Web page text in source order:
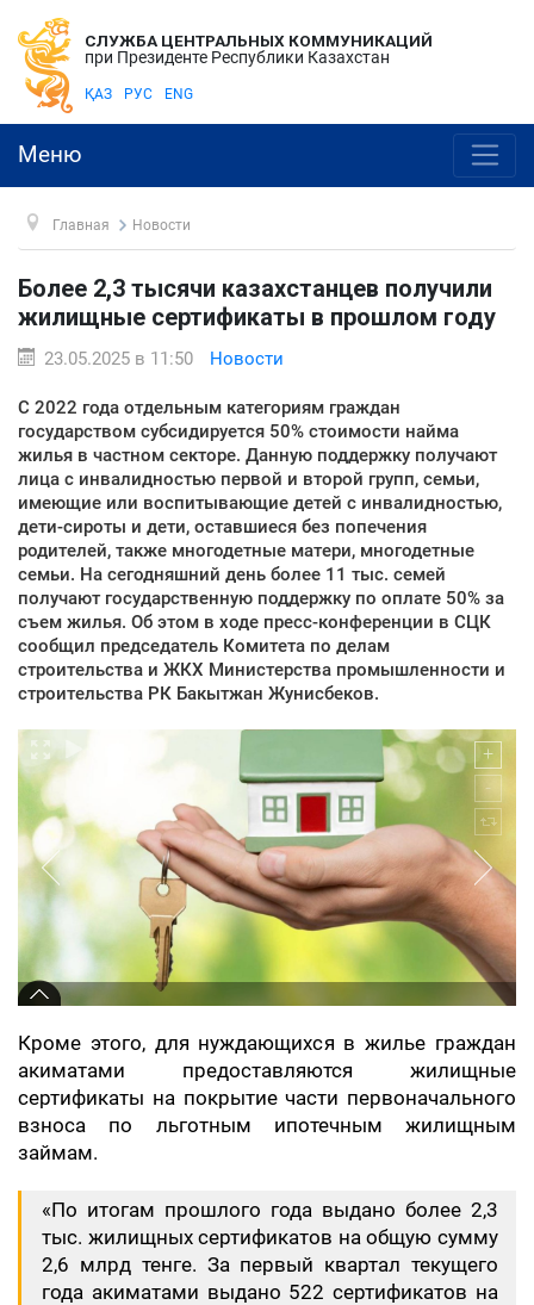
СЛУЖБА ЦЕНТРАЛЬНЫХ КОММУНИКАЦИЙ
при Президенте Республики Казахстан
ҚАЗ РУС ENG
Меню
Главная Новости
Более 2,3 тысячи казахстанцев получили
жилищные сертификаты в прошлом году
23.05.2025 в 11:50 Новости
С 2022 года отдельным категориям граждан
государством субсидируется 50% стоимости найма
жилья в частном секторе. Данную поддержку получают
лица с инвалидностью первой и второй групп, семьи,
имеющие или воспитывающие детей с инвалидностью,
дети-сироты и дети, оставшиеся без попечения
родителей, также многодетные матери, многодетные
семьи. На сегодняшний день более 11 тыс. семей
получают государственную поддержку по оплате 50% за
съем жилья. Об этом в ходе пресс-конференции в СЦК
сообщил председатель Комитета по делам
строительства и ЖКХ Министерства промышленности и
строительства РК Бакытжан Жунисбеков.
Кроме этого, для нуждающихся в жилье граждан
акиматами предоставляются жилищные
сертификаты на покрытие части первоначального
взноса по льготным ипотечным жилищным
займам.
«По итогам прошлого года выдано более 2,3
тыс. жилищных сертификатов на общую сумму
2,6 млрд тенге. За первый квартал текущего
года акиматами выдано 522 сертификатов на